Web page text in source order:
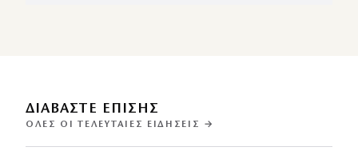
ΔΙΑΒΑΣΤΕ ΕΠΙΣΗΣ
ΌΛΕΣ ΟΙ ΤΕΛΕΥΤΑΊΕΣ ΕΙΔΉΣΕΙΣ →